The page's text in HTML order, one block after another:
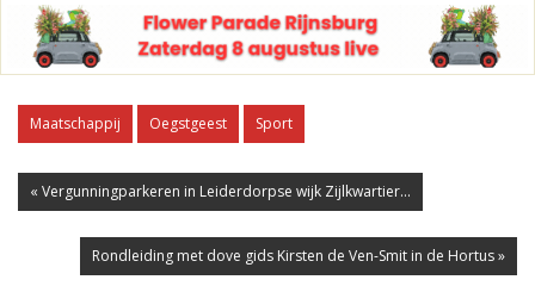
Maatschappij Oegstgeest Sport
« Vergunningparkeren in Leiderdorpse wijk Zijlkwartier...
Rondleiding met dove gids Kirsten de Ven-Smit in de Hortus »